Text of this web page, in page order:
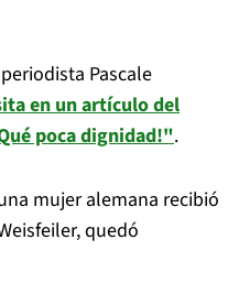
Pascale
en un artículo del
poca dignidad!".
mujer alemana recibió
quedó